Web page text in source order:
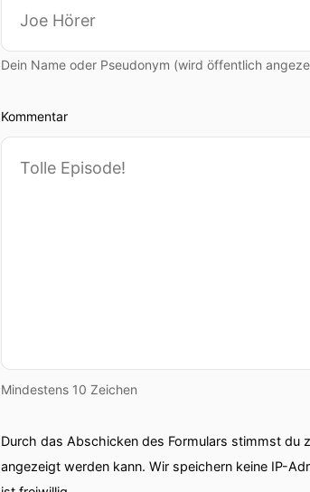
Dein Name oder Pseudonym (wird öffentlich
Kommentar
Mindestens 10 Zeichen
Durch das Abschicken des Formulars stimmst
angezeigt werden kann. Wir speichern keine IP-